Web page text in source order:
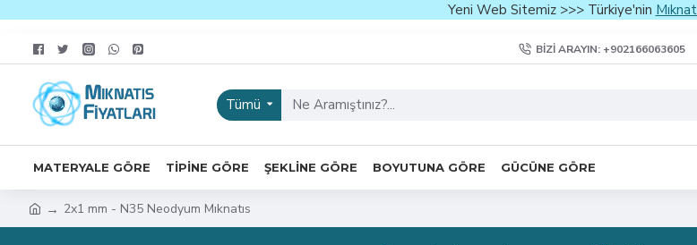
Yeni Web Sitemiz >>> Türkiye'nin
BIZI ARAYIN: +902166063605
Tümü
MATERYALE GÖRE TIPINE GÖRE ŞEKLINE GÖRE BOYUTUNA GÖRE GÜCÜNE GÖRE
2x1 mm - N35 Neodyum Mıknatıs